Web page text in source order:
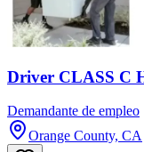
Driver CLASS C
Demandante de empleo
Orange County, CA